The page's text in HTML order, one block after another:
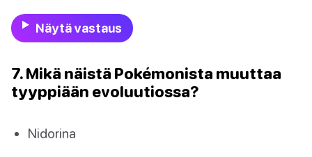
Näytä vastaus
7. Mikä näistä Pokémonista muuttaa
tyyppiään evoluutiossa?
Nidorina